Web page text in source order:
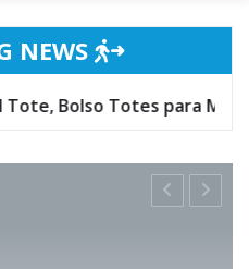
NEWS
cm (W x H x L)